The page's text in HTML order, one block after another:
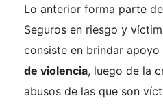
Lo anterior forma parte
Seguros en riesgo y
consiste en brindar apoyo
de violencia, luego de la
abusos de las que son